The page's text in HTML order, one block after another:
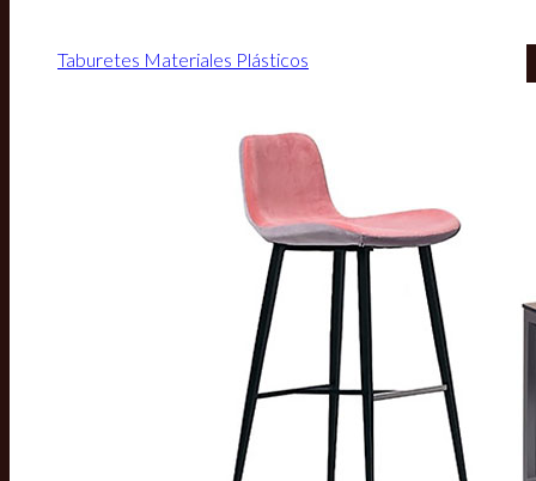
Taburetes Materiales Plásticos